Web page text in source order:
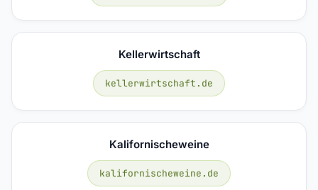
Kellerwirtschaft
kellerwirtschaft.de
Kalifornischeweine
kalifornischeweine.de